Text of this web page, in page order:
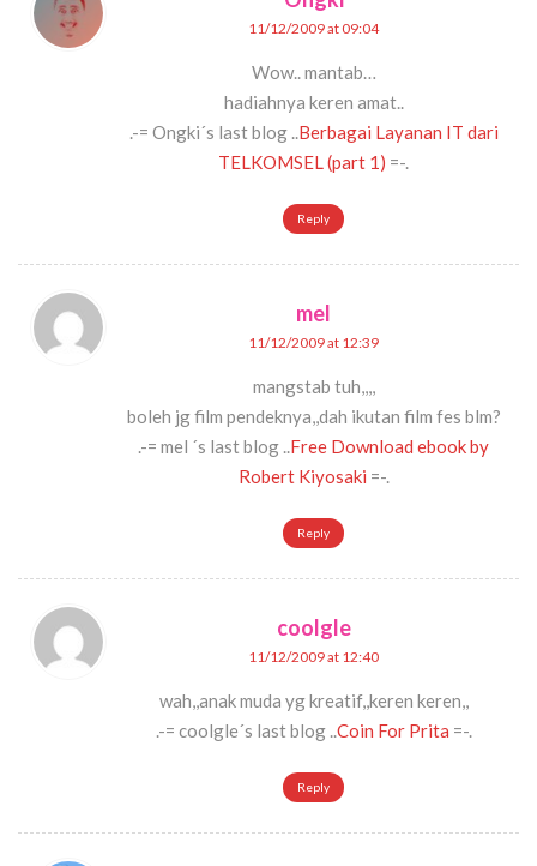
11/12/2009 at 09:04
Wow.. mantab…
hadiahnya keren amat..
.-= Ongki´s last blog .. Berbagai Layanan IT dari
TELKOMSEL (part 1) =-.
Reply
mel
11/12/2009 at 12:39
mangstab tuh,,,,
boleh jg film pendeknya,,dah ikutan film fes blm?
.-= mel ´s last blog .. Free Download ebook by
Robert Kiyosaki =-.
Reply
coolgle
11/12/2009 at 12:40
wah,,anak muda yg kreatif,,keren keren,,
.-= coolgle´s last blog .. Coin For Prita =-.
Reply